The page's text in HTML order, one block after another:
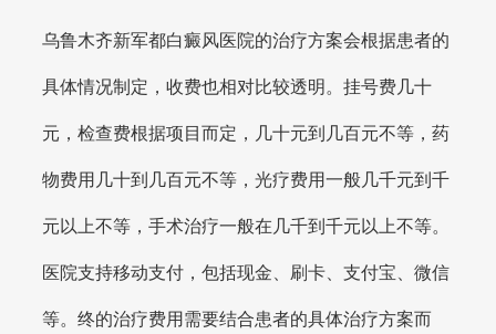
乌鲁木齐新军都白癜风医院的治疗方案会根据患者的
具体情况制定，收费也相对比较透明。挂号费几十
元，检查费根据项目而定，几十元到几百元不等，药
物费用几十到几百元不等，光疗费用一般几千元到千
元以上不等，手术治疗一般在几千到千元以上不等。
医院支持移动支付，包括现金、刷卡、支付宝、微信
等。终的治疗费用需要结合患者的具体治疗方案而